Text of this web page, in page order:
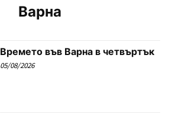
Варна
Времето във Варна в четвъртък
05/08/2026